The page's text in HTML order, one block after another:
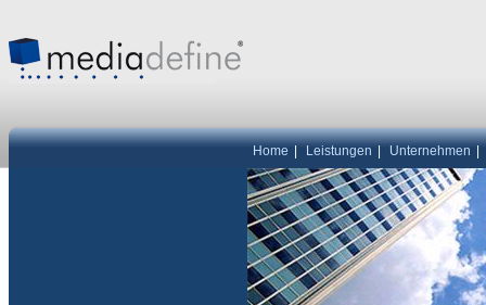
Home Leistungen Unternehmen